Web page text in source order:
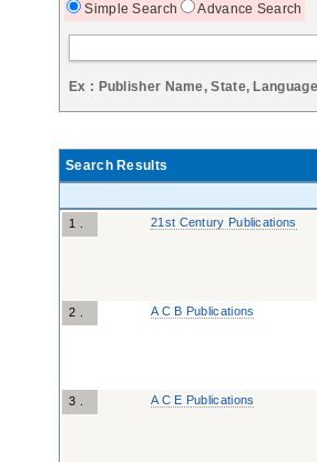
Simple Search Advance Search
Ex : Publisher Name, State, Language
Search Results
1 . 21st Century Publications
2 . A C B Publications
3 . A C E Publications